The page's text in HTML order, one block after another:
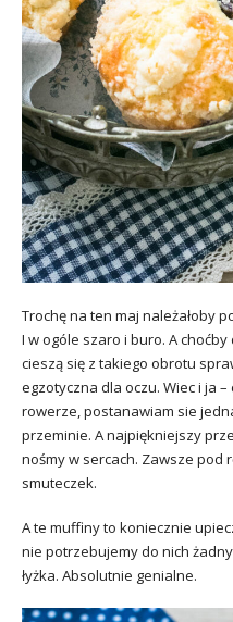
Trochę na ten maj należałoby
I w ogóle szaro i buro. A
cieszą się z takiego obrotu
egzotyczna dla oczu. Wiec i ja
rowerze, postanawiam sie
przeminie. A najpiękniejszy
nośmy w sercach. Zawsze pod
smuteczek.
A te muffiny to koniecznie
nie potrzebujemy do nich
łyżka. Absolutnie genialne.